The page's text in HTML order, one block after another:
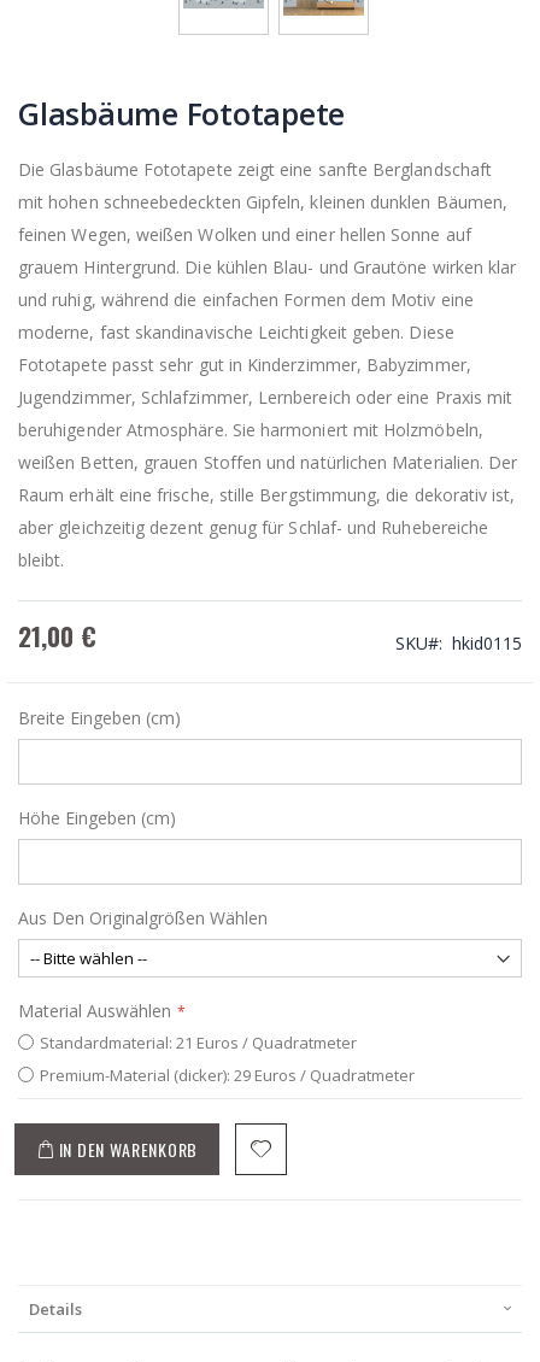
Glasbäume Fototapete
Die Glasbäume Fototapete zeigt eine sanfte Berglandschaft
mit hohen schneebedeckten Gipfeln, kleinen dunklen Bäumen,
feinen Wegen, weißen Wolken und einer hellen Sonne auf
grauem Hintergrund. Die kühlen Blau- und Grautöne wirken klar
und ruhig, während die einfachen Formen dem Motiv eine
moderne, fast skandinavische Leichtigkeit geben. Diese
Fototapete passt sehr gut in Kinderzimmer, Babyzimmer,
Jugendzimmer, Schlafzimmer, Lernbereich oder eine Praxis mit
beruhigender Atmosphäre. Sie harmoniert mit Holzmöbeln,
weißen Betten, grauen Stoffen und natürlichen Materialien. Der
Raum erhält eine frische, stille Bergstimmung, die dekorativ ist,
aber gleichzeitig dezent genug für Schlaf- und Ruhebereiche
bleibt.
21,00 € SKU hkid0115
Breite Eingeben (cm)
Höhe Eingeben (cm)
Aus Den Originalgrößen Wählen
Material Auswählen
Standardmaterial: 21 Euros / Quadratmeter
Premium-Material (dicker): 29 Euros / Quadratmeter
IN DEN WARENKORB
Details